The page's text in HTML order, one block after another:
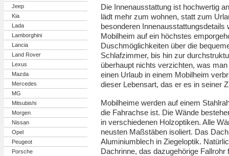
Jeep
Kia
Lada
Lamborghini
Lancia
Land Rover
Lexus
Mazda
Mercedes
MG
Mitsubishi
Morgen
Nissan
Opel
Peugeot
Porsche
Die Innenausstattung ist hochwertig
lädt mehr zum wohnen, statt zum
besonderen Innenausstattungsdetails
Mobilheim auf ein höchstes
Duschmöglichkeiten über die
Schlafzimmer, bis hin zur
überhaupt nichts verzichten, was
einen Urlaub in einem Mobilheim
dieser Lebensart, das er es in seiner
Mobilheime werden auf einem
die Fahrachse ist. Die Wände
in verschiedenen Holzoptiken. Alle
neusten Maßstäben isoliert. Das
Aluminiumblech in Ziegeloptik.
Dachrinne, das dazugehörige Fallrohr